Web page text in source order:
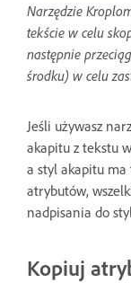
Narzędzie
tekście w celu
następnie
środku) w celu
Jeśli używasz
akapitu z tekstu
a styl akapitu ma
atrybutów,
nadpisania do
Kopiuj